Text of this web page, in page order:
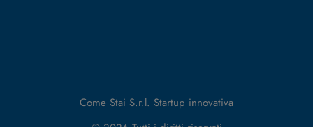
Come Stai S.r.l. Startup innovativa